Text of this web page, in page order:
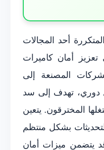
أحد المجالات
أمان كاميرات
المصنعة إلى
دوري، تهدف إلى سد
المخترقون. يتعين
بشكل منتظم
يتضمن ميزات أمان